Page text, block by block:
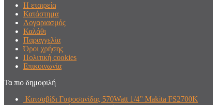
Η εταιρεία
Κατάστημα
Λογαριασμός
Καλάθι
Παραγγελία
Όροι χρήσης
Πολιτική cookies
Επικοινωνία
Τα πιο δημοφιλή
Κατσαβίδι Γυψοσανίδας 570Watt 1/4” Makita FS2700K